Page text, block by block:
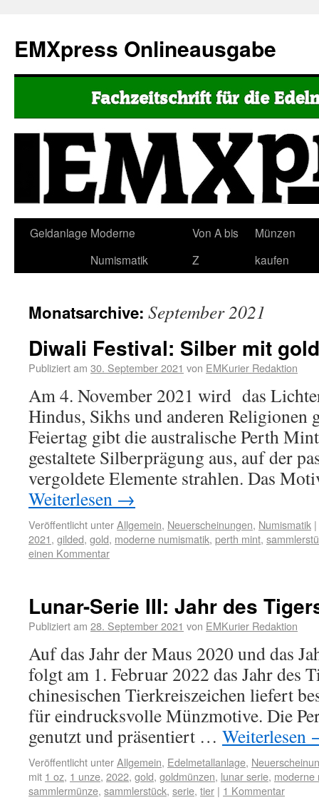
EMXpress Onlineausgabe
Geldanlage Moderne
Numismatik
Von A bis
Z
Münzen
kaufen
Monatsarchive: September 2021
Diwali Festival: Silber mit
Publiziert am 30. September 2021 von EMKurier Redaktion
Am 4. November 2021 wird das
Hindus, Sikhs und anderen Religionen
Feiertag gibt die australische Perth
gestaltete Silberprägung aus, auf der
vergoldete Elemente strahlen. Das
Weiterlesen →
Veröffentlicht unterAllgemein, Neuerscheinungen, Numismatik |
2021, gilded, gold, moderne numismatik, perth mint,
einen Kommentar
Lunar-Serie III: Jahr des
Publiziert am 28. September 2021 von EMKurier Redaktion
Auf das Jahr der Maus 2020 und das
folgt am 1. Februar 2022 das Jahr des
chinesischen Tierkreiszeichen liefert
für eindrucksvolle Münzmotive. Die
genutzt und präsentiert … Weiterlesen
Veröffentlicht unterAllgemein, Edelmetallanlage,
mit 1 oz, 1 unze, 2022, gold, goldmünzen, lunar serie, moderne
sammlermünze, sammlerstück, serie, tier | 1 Kommentar